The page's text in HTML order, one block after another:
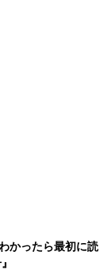
恵 ヘア＆メイ
ラブ編集部
第１子のケアな
かったら最初に読